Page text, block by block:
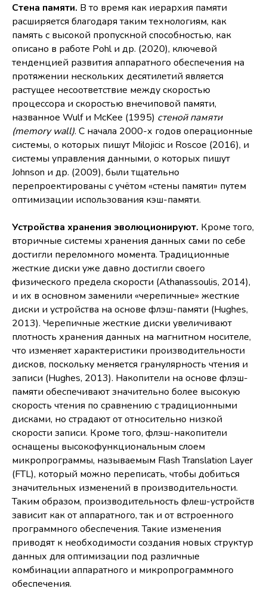
Стена памяти. В то время как иерархия памяти
расширяется благодаря таким технологиям, как
память с высокой пропускной способностью, как
описано в работе Pohl и др. (2020), ключевой
тенденцией развития аппаратного обеспечения на
протяжении нескольких десятилетий является
растущее несоответствие между скоростью
процессора и скоростью внечиповой памяти,
названное Wulf и McKee (1995) стеной памяти
(memory wall). С начала 2000-х годов операционные
системы, о которых пишут Milojicic и Roscoe (2016), и
системы управления данными, о которых пишут
Johnson и др. (2009), были тщательно
перепроектированы с учётом «стены памяти» путем
оптимизации использования кэш-памяти.
Устройства хранения эволюционируют. Кроме того,
вторичные системы хранения данных сами по себе
достигли переломного момента. Традиционные
жесткие диски уже давно достигли своего
физического предела скорости (Athanassoulis, 2014),
и их в основном заменили «черепичные» жесткие
диски и устройства на основе флэш-памяти (Hughes,
2013). Черепичные жесткие диски увеличивают
плотность хранения данных на магнитном носителе,
что изменяет характеристики производительности
дисков, поскольку меняется гранулярность чтения и
записи (Hughes, 2013). Накопители на основе флэш-
памяти обеспечивают значительно более высокую
скорость чтения по сравнению с традиционными
дисками, но страдают от относительно низкой
скорости записи. Кроме того, флэш-накопители
оснащены высокофункциональным слоем
микропрограммы, называемым Flash Translation Layer
(FTL), который можно переписать, чтобы добиться
значительных изменений в производительности.
Таким образом, производительность флеш-устройств
зависит как от аппаратного, так и от встроенного
программного обеспечения. Такие изменения
приводят к необходимости создания новых структур
данных для оптимизации под различные
комбинации аппаратного и микропрограммного
обеспечения.